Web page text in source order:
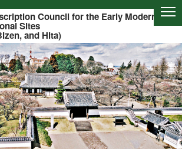
Council for the Early Modern
Sites
and Hita)